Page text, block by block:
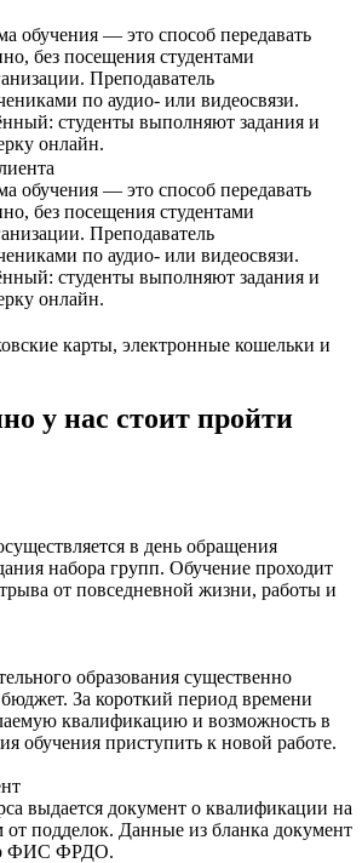
обучения — это способ передавать
без посещения студентами
Преподаватель
по аудио- или видеосвязи.
студенты выполняют задания и
онлайн.
обучения — это способ передавать
без посещения студентами
Преподаватель
по аудио- или видеосвязи.
студенты выполняют задания и
онлайн.
карты, электронные кошельки и
у нас стоит пройти
в день обращения
набора групп. Обучение проходит
от повседневной жизни, работы и
образования существенно
За короткий период времени
квалификацию и возможность в
обучения приступить к новой работе.
выдается документ о квалификации на
подделок. Данные из бланка документ
ФИС ФРДО.